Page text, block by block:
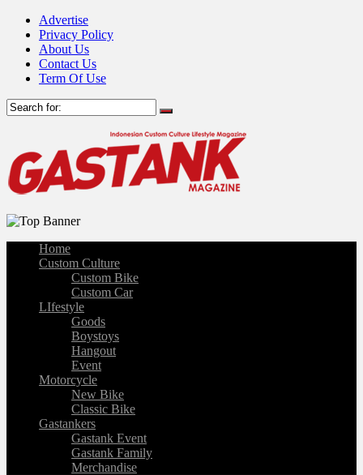
Advertise
Privacy Policy
About Us
Contact Us
Term Of Use
Home
Custom Culture
Custom Bike
Custom Car
LIfestyle
Goods
Boystoys
Hangout
Event
Motorcycle
New Bike
Classic Bike
Gastankers
Gastank Event
Gastank Family
Merchandise